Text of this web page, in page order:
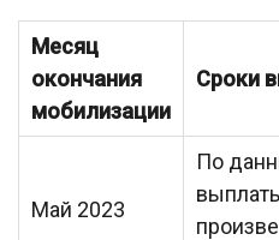
Месяц
окончания
мобилизации
Сроки
Май 2023
По